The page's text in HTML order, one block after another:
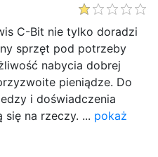
C-Bit nie tylko doradzi
sprzęt pod potrzeby
nabycia dobrej
pieniądze. Do
i doświadczenia
na rzeczy. ... pokaż